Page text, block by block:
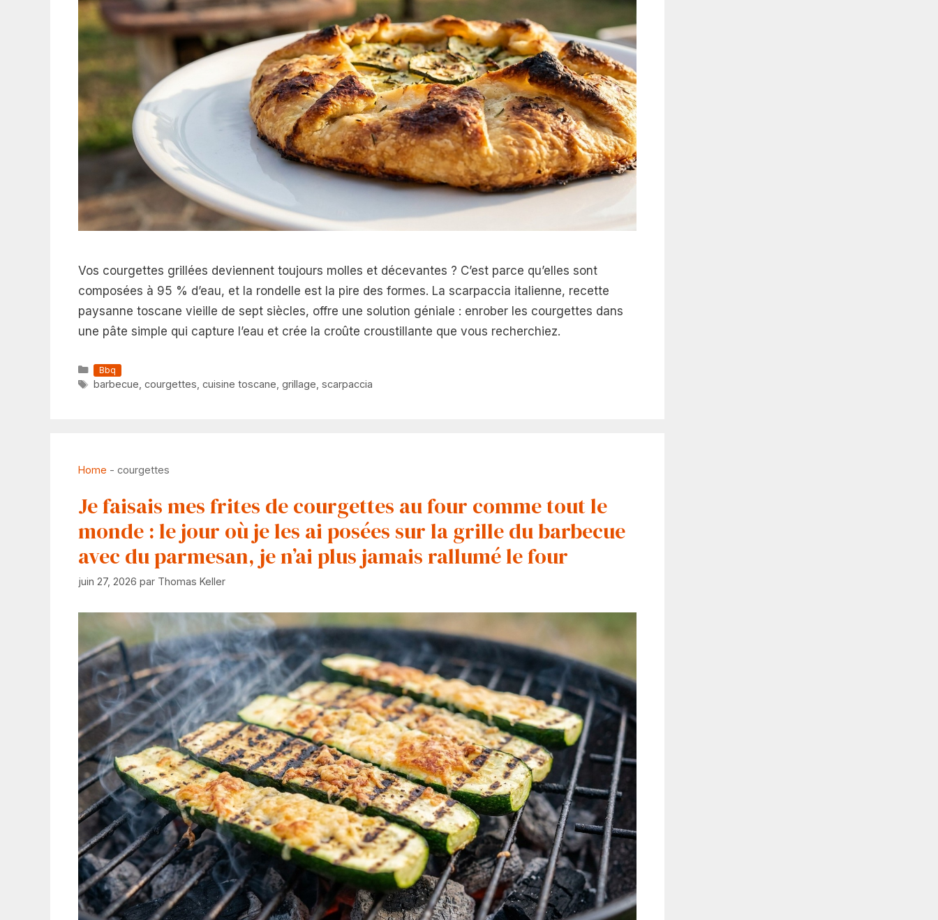
Vos courgettes grillées deviennent toujours molles et décevantes ? C’est parce qu’elles sont
composées à 95 % d’eau, et la rondelle est la pire des formes. La scarpaccia italienne, recette
paysanne toscane vieille de sept siècles, offre une solution géniale : enrober les courgettes dans
une pâte simple qui capture l’eau et crée la croûte croustillante que vous recherchiez.
Catégories
Bbq
Étiquettes
barbecue courgettes cuisine toscane grillage scarpaccia
Home - courgettes
Je faisais mes frites de courgettes au four comme tout le
monde : le jour où je les ai posées sur la grille du barbecue
avec du parmesan, je n’ai plus jamais rallumé le four
juin 27, 2026 par Thomas Keller